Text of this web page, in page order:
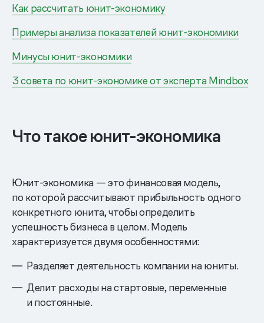
Как рассчитать юнит-экономику
Примеры анализа показателей юнит-экономики
Минусы юнит-экономики
3 совета по юнит-экономике от эксперта Mindbox
Что такое юнит-экономика
Юнит-экономика — это финансовая модель,
по которой рассчитывают прибыльность одного
конкретного юнита, чтобы определить
успешность бизнеса в целом. Модель
характеризуется двумя особенностями:
Разделяет деятельность компании на юниты.
Делит расходы на стартовые, переменные
и постоянные.